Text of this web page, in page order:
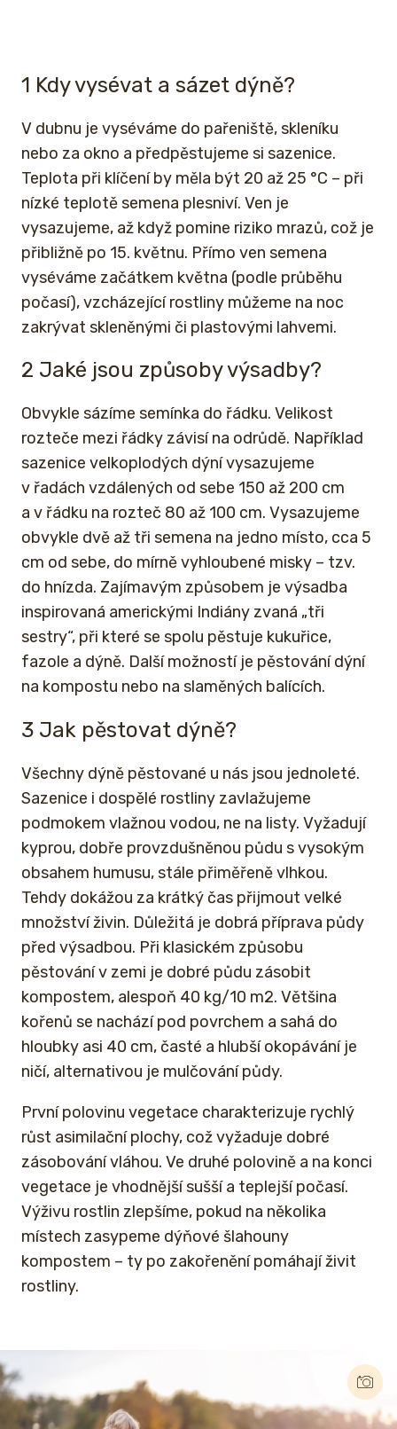
1 Kdy vysévat a sázet dýně?
V dubnu je vyséváme do pařeniště, skleníku
nebo za okno a předpěstujeme si sazenice.
Teplota při klíčení by měla být 20 až 25 °C – při
nízké teplotě semena plesniví. Ven je
vysazujeme, až když pomine riziko mrazů, což je
přibližně po 15. květnu. Přímo ven semena
vyséváme začátkem května (podle průběhu
počasí), vzcházející rostliny můžeme na noc
zakrývat skleněnými či plastovými lahvemi.
2 Jaké jsou způsoby výsadby?
Obvykle sázíme semínka do řádku. Velikost
rozteče mezi řádky závisí na odrůdě. Například
sazenice velkoplodých dýní vysazujeme
v řadách vzdálených od sebe 150 až 200 cm
a v řádku na rozteč 80 až 100 cm. Vysazujeme
obvykle dvě až tři semena na jedno místo, cca 5
cm od sebe, do mírně vyhloubené misky – tzv.
do hnízda. Zajímavým způsobem je výsadba
inspirovaná americkými Indiány zvaná „tři
sestry“, při které se spolu pěstuje kukuřice,
fazole a dýně. Další možností je pěstování dýní
na kompostu nebo na slaměných balících.
3 Jak pěstovat dýně?
Všechny dýně pěstované u nás jsou jednoleté.
Sazenice i dospělé rostliny zavlažujeme
podmokem vlažnou vodou, ne na listy. Vyžadují
kyprou, dobře provzdušněnou půdu s vysokým
obsahem humusu, stále přiměřeně vlhkou.
Tehdy dokážou za krátký čas přijmout velké
množství živin. Důležitá je dobrá příprava půdy
před výsadbou. Při klasickém způsobu
pěstování v zemi je dobré půdu zásobit
kompostem, alespoň 40 kg/10 m2. Většina
kořenů se nachází pod povrchem a sahá do
hloubky asi 40 cm, časté a hlubší okopávání je
ničí, alternativou je mulčování půdy.
První polovinu vegetace charakterizuje rychlý
růst asimilační plochy, což vyžaduje dobré
zásobování vláhou. Ve druhé polovině a na konci
vegetace je vhodnější sušší a teplejší počasí.
Výživu rostlin zlepšíme, pokud na několika
místech zasypeme dýňové šlahouny
kompostem – ty po zakořenění pomáhají živit
rostliny.